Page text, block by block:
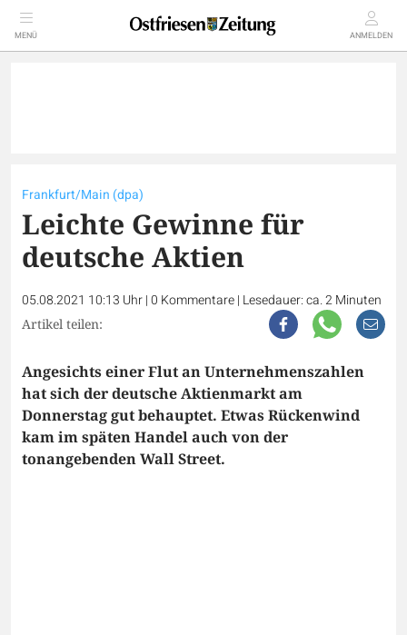
MENÜ ANMELDEN
Frankfurt/Main (dpa)
Leichte Gewinne für
deutsche Aktien
05.08.2021 10:13 Uhr|0 Kommentare| Lesedauer: ca. 2 Minuten
Artikel teilen:
Angesichts einer Flut an Unternehmenszahlen
hat sich der deutsche Aktienmarkt am
Donnerstag gut behauptet. Etwas Rückenwind
kam im späten Handel auch von der
tonangebenden Wall Street.